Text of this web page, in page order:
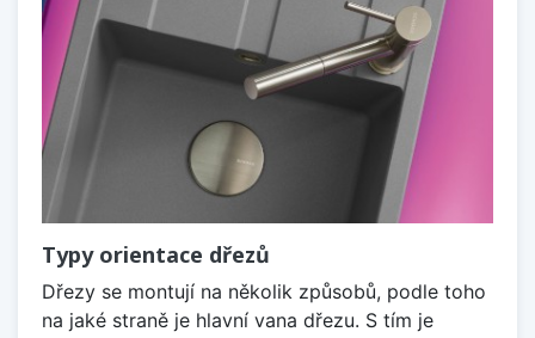
Typy orientace dřezů
Dřezy se montují na několik způsobů, podle toho
na jaké straně je hlavní vana dřezu. S tím je